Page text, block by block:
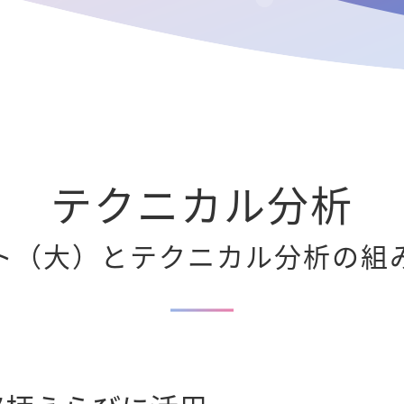
テクニカル分析
（大）とテクニカル分析の組